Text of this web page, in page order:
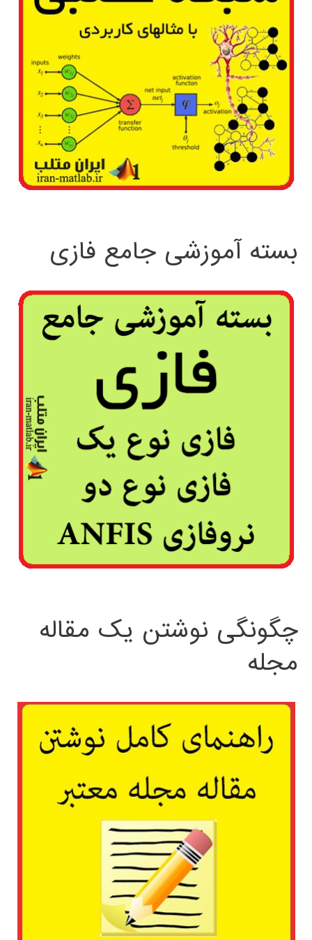
بسته آموزشی جامع فازی
چگونگی نوشتن یک مقاله
مجله